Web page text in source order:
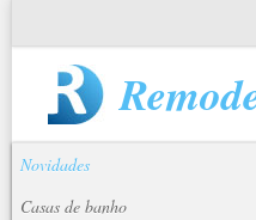
Novidades
Casas de banho